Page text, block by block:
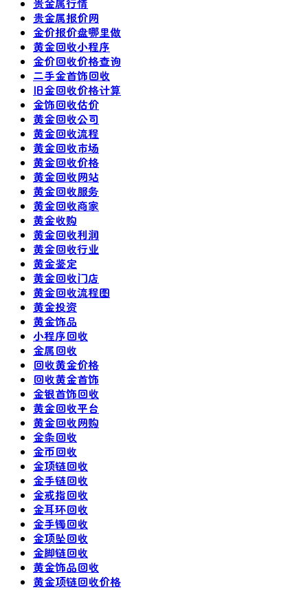
贵金属行情
贵金属报价网
金价报价盘哪里做
黄金回收小程序
金价回收价格查询
二手金首饰回收
旧金回收价格计算
金饰回收估价
黄金回收公司
黄金回收流程
黄金回收市场
黄金回收价格
黄金回收网站
黄金回收服务
黄金回收商家
黄金收购
黄金回收利润
黄金回收行业
黄金鉴定
黄金回收门店
黄金回收流程图
黄金投资
黄金饰品
小程序回收
金属回收
回收黄金价格
回收黄金首饰
金银首饰回收
黄金回收平台
黄金回收网购
金条回收
金币回收
金项链回收
金手链回收
金戒指回收
金耳环回收
金手镯回收
金项坠回收
金脚链回收
黄金饰品回收
黄金项链回收价格